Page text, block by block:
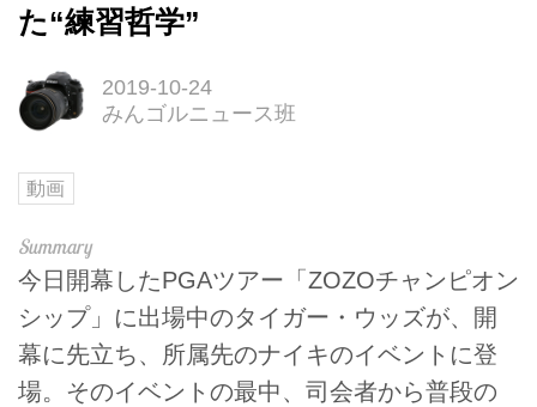
た“練習哲学”
2019-10-24
みんゴルニュース班
動画
今日開幕したPGAツアー「ZOZOチャンピオン
シップ」に出場中のタイガー・ウッズが、開
幕に先立ち、所属先のナイキのイベントに登
場。そのイベントの最中、司会者から普段の